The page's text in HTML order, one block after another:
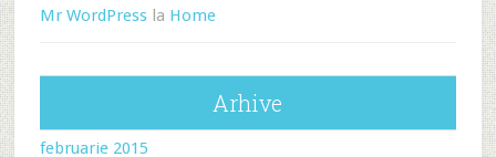
Mr WordPressla Home
Arhive
februarie 2015